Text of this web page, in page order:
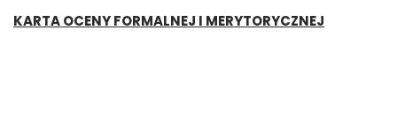
KARTA OCENY FORMALNEJ I MERYTORYCZNEJ